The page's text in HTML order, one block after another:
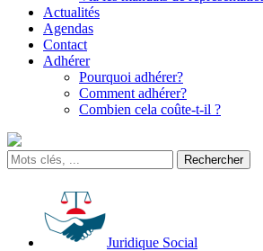
Actualités
Agendas
Contact
Adhérer
Pourquoi adhérer?
Comment adhérer?
Combien cela coûte-t-il ?
Juridique Social